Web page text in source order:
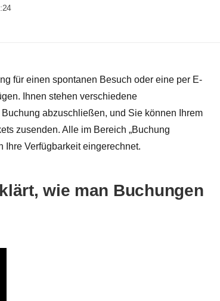
für einen spontanen Besuch oder eine per E-
Ihnen stehen verschiedene
abzuschließen, und Sie können Ihrem
zusenden. Alle im Bereich „Buchung
Ihre Verfügbarkeit eingerechnet.
wie man Buchungen